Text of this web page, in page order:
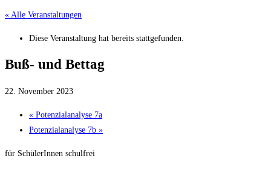
« Alle Veranstaltungen
Diese Veranstaltung hat bereits stattgefunden.
Buß- und Bettag
22. November 2023
« Potenzial­analyse 7a
Potenzial­analyse 7b »
für SchülerInnen schulfrei